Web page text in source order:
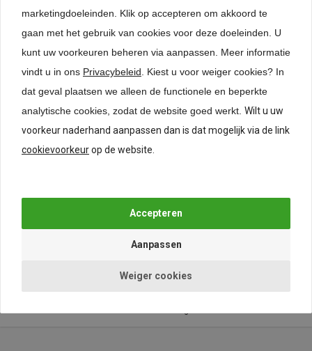
Gerelateerde producten
Hettich Centreermal voor
grepen en knoppen
marketingdoeleinden. Klik op accepteren om akkoord te
gaan met het gebruik van cookies voor deze doeleinden. U
kunt uw voorkeuren beheren via aanpassen.
Meer informatie
vindt u in ons Privacybeleid . Kiest u voor weiger cookies? In
dat geval plaatsen we alleen de functionele en beperkte
analytische cookies, zodat de website goed werkt. Wilt u uw
voorkeur naderhand aanpassen dan is dat mogelijk via de link
cookievoorkeurop de website.
Weiger cookies